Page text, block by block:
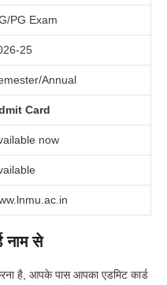
PG Exam
25
Annual
Card
now
नाम से
है, आपके पास आपका एडमिट कार्ड